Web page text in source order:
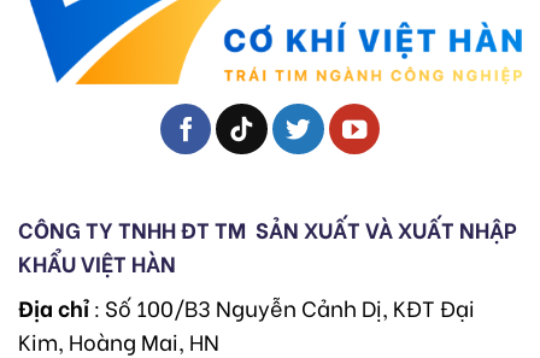
CÔNG TY TNHH ĐT TM SẢN XUẤT VÀ XUẤT NHẬP
KHẨU VIỆT HÀN
Địa chỉ: Số 100/B3 Nguyễn Cảnh Dị, KĐT Đại
Kim, Hoàng Mai, HN